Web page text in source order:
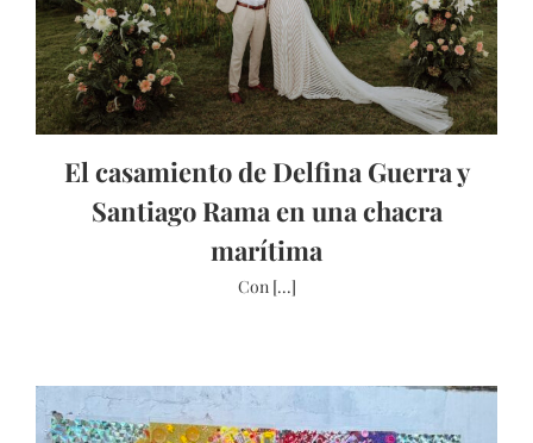
El casamiento de Delfina Guerra y
Santiago Rama en una chacra
marítima
Con [...]